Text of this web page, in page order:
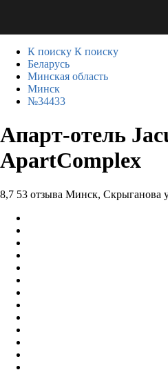
К поиску К поиску
Беларусь
Минская область
Минск
№34433
Апарт-отель
ApartComplex
8,7 53 отзыва Минск, Скрыганова